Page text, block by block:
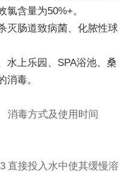
氯含量为50%+。
灭肠道致病菌、化脓性球
水上乐园、SPA浴池、桑
消毒。
消毒方式及使用时间
直接投入水中使其缓慢溶